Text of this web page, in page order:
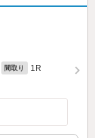
間取り 1R